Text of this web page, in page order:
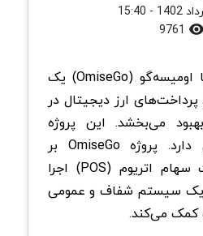
ارز دیجیتال OMG یا اومیسه‌گو (OmiseGo) یک
پرداخت‌های ارز دیجیتال در
می‌بخشد. این پروژه
پشتوانه مالی خوبی دارد. پروژه OmiseGo بر
اساس گواهی اثبات سهام اتریوم (POS) اجرا
سیستم شفاف و عمومی
کمک می‌کند.